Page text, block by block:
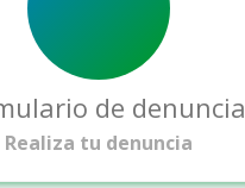
de denuncia
Realiza tu denuncia